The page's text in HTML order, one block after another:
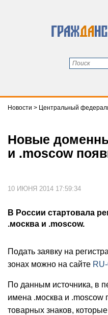
Новости > Центральный
Новые
и .moscow
10 ИЮНЯ 2014 17:59:34
В России стартовала
.москва и .moscow.
Подать заявку на
зонах можно на сайте
По данным источника, в
имена .москва и .moscow
товарных знаков,